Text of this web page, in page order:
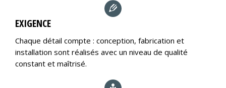
EXIGENCE
Chaque détail compte : conception, fabrication et
installation sont réalisés avec un niveau de qualité
constant et maîtrisé.